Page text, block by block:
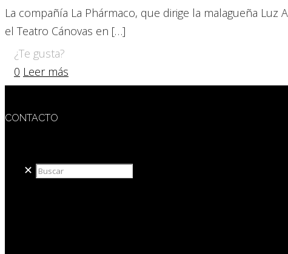
La compañía La Phármaco, que dirige la malagueña
el Teatro Cánovas en […]
¿Te gusta?
0 Leer más
CONTACTO
✕